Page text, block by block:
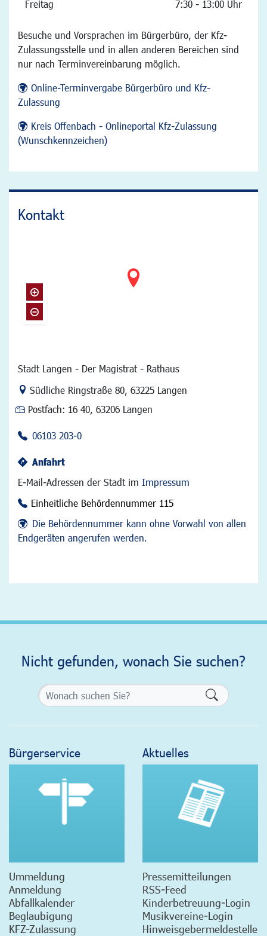
Freitag 7:30 - 13:00 Uhr
Besuche und Vorsprachen im Bürgerbüro, der Kfz-
Zulassungsstelle und in allen anderen Bereichen sind
nur nach Terminvereinbarung möglich.
Online-Terminvergabe Bürgerbüro und Kfz-
Zulassung
Kreis Offenbach - Onlineportal Kfz-Zulassung
(Wunschkennzeichen)
Kontakt
Stadt Langen - Der Magistrat - Rathaus
Link zur Google-Maps Navigation
Südliche Ringstraße 80, 63225 Langen
Postfach: 16 40, 63206 Langen
06103 203-0
Anfahrt
E-Mail-Adressen der Stadt im Impressum
Einheitliche Behördennummer 115
Die Behördennummer kann ohne Vorwahl von allen
Endgeräten angerufen werden.
Nicht gefunden, wonach Sie suchen?
Bürgerservice
Ummeldung
Anmeldung
Abfallkalender
Beglaubigung
KFZ-Zulassung
Aktuelles
Pressemitteilungen
RSS-Feed
Kinderbetreuung-Login
Musikvereine-Login
Hinweisgebermeldestelle